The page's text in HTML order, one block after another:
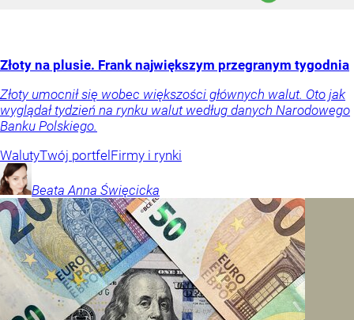
Złoty na plusie. Frank największym przegranym tygodnia
Złoty umocnił się wobec większości głównych walut. Oto jak
wyglądał tydzień na rynku walut według danych Narodowego
Banku Polskiego.
WalutyTwój portfelFirmy i rynki
Beata Anna Święcicka